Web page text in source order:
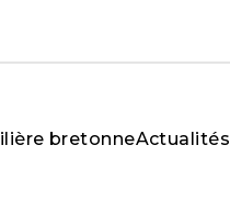
bretonneActualités